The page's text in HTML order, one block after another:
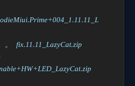
。 fix.11.11_LazyCat.zip